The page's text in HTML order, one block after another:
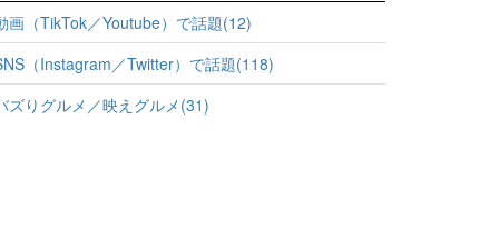
画（TikTok／Youtube）で話題(12)
（Instagram／Twitter）で話題(118)
ズりグルメ／映えグルメ(31)